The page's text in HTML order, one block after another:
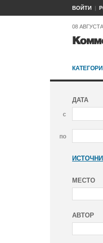
ВОЙТИ
08
ДАТА
с
по
МЕСТО
АВТОР